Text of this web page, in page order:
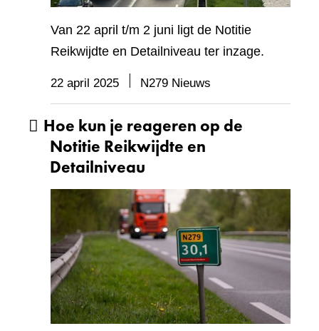
Van 22 april t/m 2 juni ligt de Notitie
Reikwijdte en Detailniveau ter inzage.
22 april 2025 N279 Nieuws
Hoe kun je reageren op de
Notitie Reikwijdte en
Detailniveau